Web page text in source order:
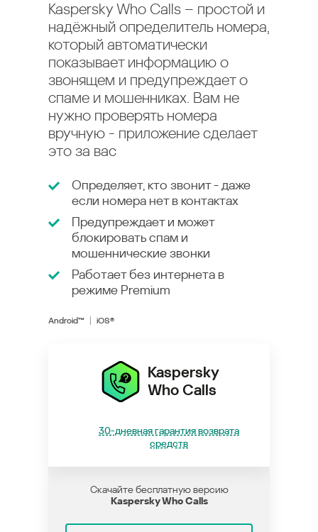
Kaspersky Who Calls – простой и
надёжный определитель номера,
который автоматически
показывает информацию о
звонящем и предупреждает о
спаме и мошенниках. Вам не
нужно проверять номера
вручную - приложение сделает
это за вас
Определяет, кто звонит - даже
если номера нет в контактах
Предупреждает и может
блокировать спам и
мошеннические звонки
Работает без интернета в
режиме Premium
Android™ iOS®
Kaspersky
Who Calls
30-дневная гарантия возврата
средств
Скачайте бесплатную версию
Kaspersky Who Calls